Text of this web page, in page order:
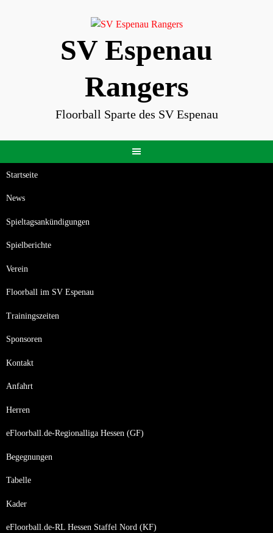
SV Espenau
Rangers
Floorball Sparte des SV Espenau
Startseite
News
Spieltagsankündigungen
Spielberichte
Verein
Floorball im SV Espenau
Trainingszeiten
Sponsoren
Kontakt
Anfahrt
Herren
eFloorball.de-Regionalliga Hessen (GF)
Begegnungen
Tabelle
Kader
eFloorball.de-RL Hessen Staffel Nord (KF)